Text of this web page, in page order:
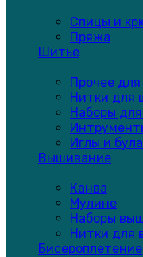
Спицы и
Пряжа
Шитье
Прочее
Нитки для
Наборы
Иглы и
Вышивание
Канва
Мулине
Наборы
Нитки для
Бисероплетение